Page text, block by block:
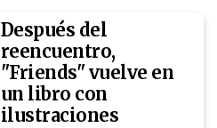
Después del
reencuentro,
"Friends" vuelve en
un libro con
ilustraciones